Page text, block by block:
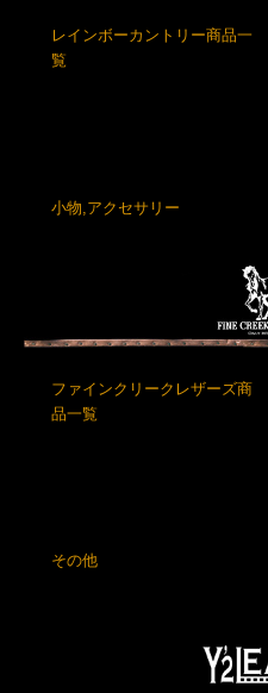
レインボーカントリー商品一
覧
小物,アクセサリー
ファインクリークレザーズ商
品一覧
その他